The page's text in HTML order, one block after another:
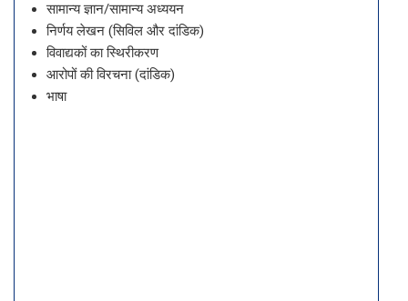
सामान्य ज्ञान/सामान्य अध्ययन
निर्णय लेखन (सिविल और दांडिक)
विवाद्यकों का स्थिरीकरण
आरोपों की विरचना (दांडिक)
भाषा